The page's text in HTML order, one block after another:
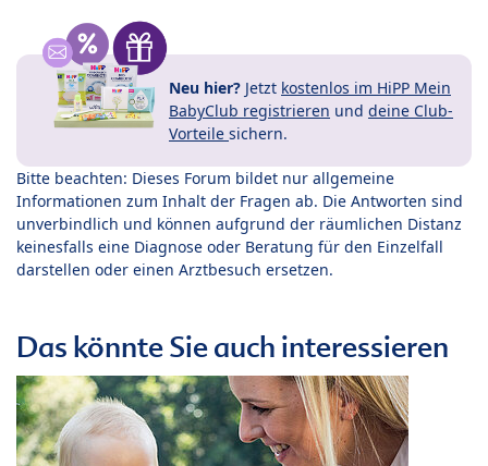
Neu hier? Jetzt kostenlos im HiPP Mein
BabyClub registrieren und deine Club-
Vorteile sichern.
Bitte beachten: Dieses Forum bildet nur allgemeine
Informationen zum Inhalt der Fragen ab. Die Antworten sind
unverbindlich und können aufgrund der räumlichen Distanz
keinesfalls eine Diagnose oder Beratung für den Einzelfall
darstellen oder einen Arztbesuch ersetzen.
Das könnte Sie auch interessieren